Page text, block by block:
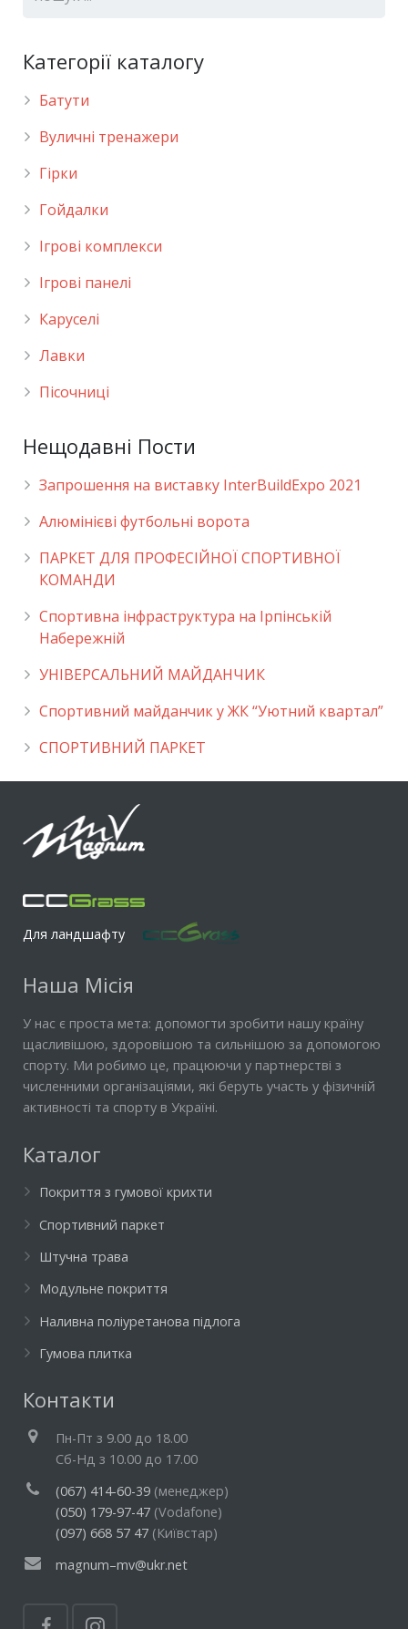
Категорії каталогу
Батути
Вуличні тренажери
Гірки
Гойдалки
Ігрові комплекси
Ігрові панелі
Каруселі
Лавки
Пісочниці
Нещодавні Пости
Запрошення на виставку InterBuildExpo 2021
Алюмінієві футбольні ворота
ПАРКЕТ ДЛЯ ПРОФЕСІЙНОЇ СПОРТИВНОЇ
КОМАНДИ
Спортивна інфраструктура на Ірпінській
Набережній
УНІВЕРСАЛЬНИЙ МАЙДАНЧИК
Cпортивний майданчик у ЖК “Уютний квартал”
СПОРТИВНИЙ ПАРКЕТ
Для ландшафту
Наша Місія
У нас є проста мета: допомогти зробити нашу країну
щасливішою, здоровішою та сильнішою за допомогою
спорту. Ми робимо це, працюючи у партнерстві з
численними організаціями, які беруть участь у фізичній
активності та спорту в Україні.
Каталог
Покриття з гумової крихти
Спортивний паркет
Штучна трава
Модульне покриття
Наливна поліуретанова підлога
Гумова плитка
Контакти
Пн-Пт з 9.00 до 18.00
Cб-Нд з 10.00 до 17.00
(067) 414-60-39 (менеджер)
(050) 179-97-47 (Vodafone)
(097) 668 57 47 (Київстар)
magnum–mv@ukr.net